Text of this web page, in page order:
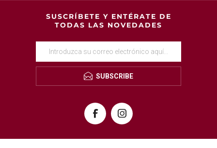
SUSCRÍBETE Y ENTÉRATE DE
TODAS LAS NOVEDADES
SUBSCRIBE